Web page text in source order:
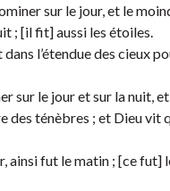
sur le jour, et le
; [il fit] aussi les étoiles.
l’étendue des cieux
sur le jour et sur la nuit,
des ténèbres ; et Dieu vit
ainsi fut le matin ; [ce fut]